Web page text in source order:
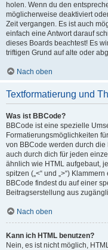
holen. Wenn du den
möglicherweise deaktiviert
Zeit vergangen. Es ist auch
einfach eine Antwort darauf
dieses Boards beachtest! Es
triftigen Grund auf alte oder
Nach oben
Textformatierung und
Was ist BBCode?
BBCode ist eine spezielle
Formatierungsmöglichkeiten
von BBCode werden durch
auch durch dich für jeden
ähnlich wie HTML aufgebaut,
spitzen („<“ und „>“)
BBCode findest du auf einer
Beitragserstellung aus
Nach oben
Kann ich HTML benutzen?
Nein, es ist nicht möglich,